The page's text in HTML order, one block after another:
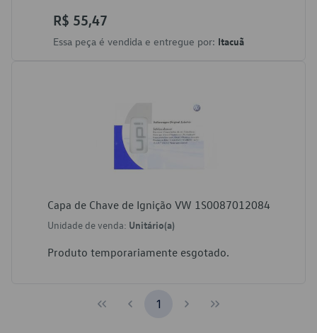
R$ 55,47
Essa peça é vendida e entregue por: Itacuã
Capa de Chave de Ignição VW 1S0087012084
Unidade de venda: Unitário(a)
Produto temporariamente esgotado.
1